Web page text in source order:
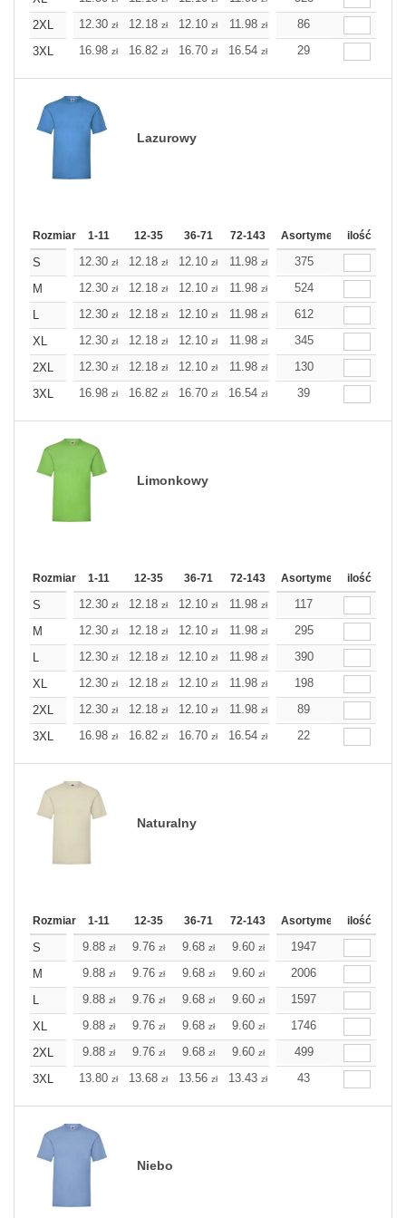
2XL
12.30 zł 12.18 zł 12.10 zł 11.98 zł 11.86
86
3XL
16.98 zł 16.82 zł 16.70 zł 16.54 zł 16.38
29
Lazurowy
Rozmiar 1-11 12-35 36-71 72-143 144-287 288 Dodaj
Asortyment ilość
S 12.30 zł 12.18 zł 12.10 zł 11.98 zł 11.86zł
375
M
12.30 zł 12.18 zł 12.10 zł 11.98 zł 11.86zł
524
L
12.30 zł 12.18 zł 12.10 zł 11.98 zł 11.86zł
612
XL
12.30 zł 12.18 zł 12.10 zł 11.98 zł 11.86zł
345
2XL
12.30 zł 12.18 zł 12.10 zł 11.98 zł 11.86zł
130
3XL
16.98 zł 16.82 zł 16.70 zł 16.54 zł 16.38
39
Limonkowy
Rozmiar 1-11 12-35 36-71 72-143 144-287 288 Dodaj
Asortyment ilość
S 12.30 zł 12.18 zł 12.10 zł 11.98 zł 11.86zł
117
M
12.30 zł 12.18 zł 12.10 zł 11.98 zł 11.86zł
295
L
12.30 zł 12.18 zł 12.10 zł 11.98 zł 11.86zł
390
XL
12.30 zł 12.18 zł 12.10 zł 11.98 zł 11.86zł
198
2XL
12.30 zł 12.18 zł 12.10 zł 11.98 zł 11.86
89
3XL
16.98 zł 16.82 zł 16.70 zł 16.54 zł 16.38
22
Naturalny
Rozmiar 1-11 12-35 36-71 72-143 144-287 288 Dodaj
Asortyment ilość
S 9.88 zł 9.76 zł 9.68 zł 9.60 zł 9.52zł
1947
M
9.88 zł 9.76 zł 9.68 zł 9.60 zł 9.52zł
2006
L
9.88 zł 9.76 zł 9.68 zł 9.60 zł 9.52zł
1597
XL
9.88 zł 9.76 zł 9.68 zł 9.60 zł 9.52zł
1746
2XL
9.88 zł 9.76 zł 9.68 zł 9.60 zł 9.52zł
499
3XL
13.80 zł 13.68 zł 13.56 zł 13.43 zł 13.31
43
Niebo